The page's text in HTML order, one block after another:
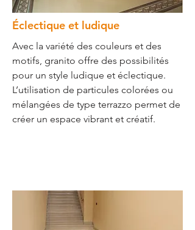
Éclectique et ludique
Avec la variété des couleurs et des
motifs, granito offre des possibilités
pour un style ludique et éclectique.
L’utilisation de particules colorées ou
mélangées de type terrazzo permet de
créer un espace vibrant et créatif.